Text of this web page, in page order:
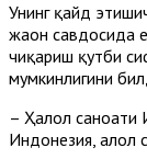
Унинг қайд
жаҳон савдосида
чиқариш қутби
мумкинлигини
– Ҳалол саноати
Индонезия, ҳалол